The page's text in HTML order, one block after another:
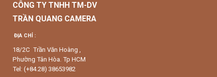
CÔNG TY TNHH TM-DV
TRẦN QUANG CAMERA
ĐỊA CHỈ :
18/2C Trần Văn Hoàng ,
Phường Tân Hòa. Tp HCM
Tel: (+84.28) 38653982